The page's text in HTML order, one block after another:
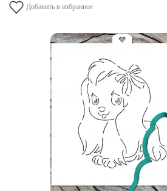
Добавить в избранное